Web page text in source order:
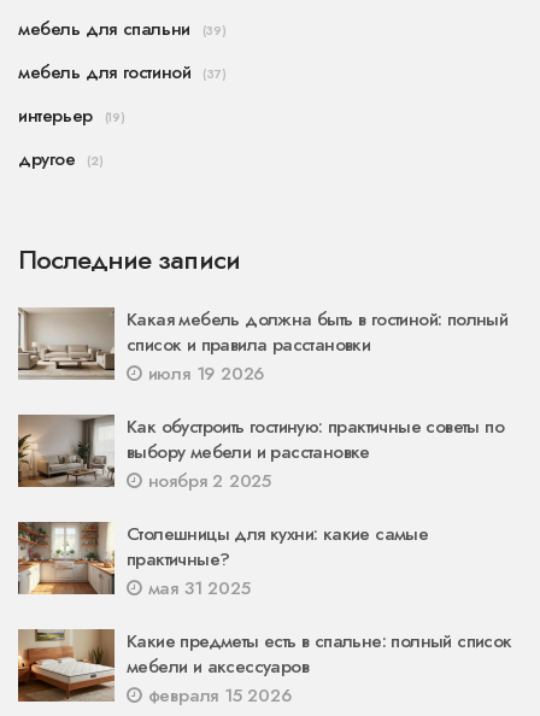
мебель для спальни (39)
мебель для гостиной (37)
интерьер (19)
другое (2)
Последние записи
Какая мебель должна быть в гостиной: полный
список и правила расстановки
июля 19 2026
Как обустроить гостиную: практичные советы по
выбору мебели и расстановке
ноября 2 2025
Столешницы для кухни: какие самые
практичные?
мая 31 2025
Какие предметы есть в спальне: полный список
мебели и аксессуаров
февраля 15 2026